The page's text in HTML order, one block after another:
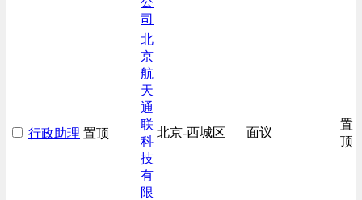
司
行政助理 置顶
北
京
航
天
通
联
科
技
有
限
北京-西城区 面议
置
顶